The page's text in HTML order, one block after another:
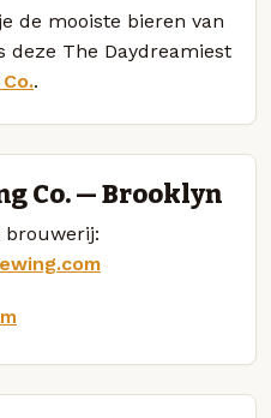
de mooiste bieren van
deze The Daydreamiest
.
Co. — Brooklyn
brouwerij: